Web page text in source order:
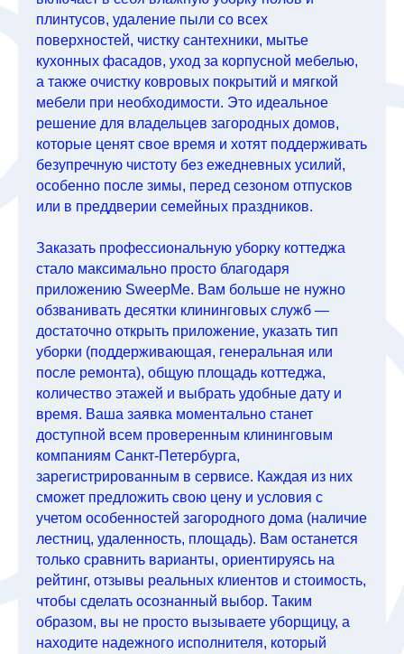
плинтусов, удаление пыли со всех
поверхностей, чистку сантехники, мытье
кухонных фасадов, уход за корпусной мебелью,
а также очистку ковровых покрытий и мягкой
мебели при необходимости. Это идеальное
решение для владельцев загородных домов,
которые ценят свое время и хотят поддерживать
безупречную чистоту без ежедневных усилий,
особенно после зимы, перед сезоном отпусков
или в преддверии семейных праздников.
Заказать профессиональную уборку коттеджа
стало максимально просто благодаря
приложению SweepMe. Вам больше не нужно
обзванивать десятки клининговых служб —
достаточно открыть приложение, указать тип
уборки (поддерживающая, генеральная или
после ремонта), общую площадь коттеджа,
количество этажей и выбрать удобные дату и
время. Ваша заявка моментально станет
доступной всем проверенным клининговым
компаниям Санкт-Петербурга,
зарегистрированным в сервисе. Каждая из них
сможет предложить свою цену и условия с
учетом особенностей загородного дома (наличие
лестниц, удаленность, площадь). Вам останется
только сравнить варианты, ориентируясь на
рейтинг, отзывы реальных клиентов и стоимость,
чтобы сделать осознанный выбор. Таким
образом, вы не просто вызываете уборщицу, а
находите надежного исполнителя, который